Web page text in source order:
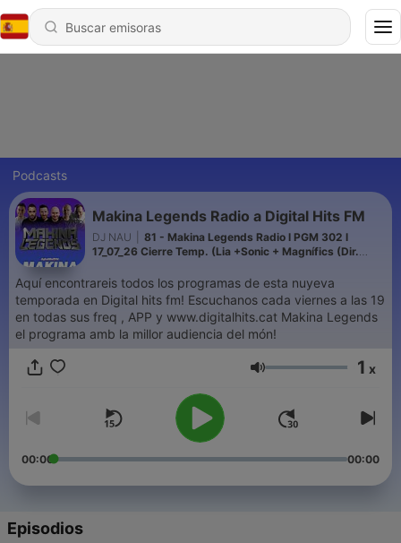
Podcasts
Makina Legends Radio a Digital Hits FM
DJ NAU
81 - Makina Legends Radio l PGM 302 l
17_07_26 Cierre Temp. (Lia +Sonic + Magnífics (Dir.
Aquí encontrareis todos los programas de esta nuyeva
temporada en Digital hits fm! Escuchanos cada viernes a las 19
en todas sus freq , APP y www.digitalhits.cat Makina Legends
el programa amb la millor audiencia del món!
Volumen 1 x
00:00 00:00
Episodios